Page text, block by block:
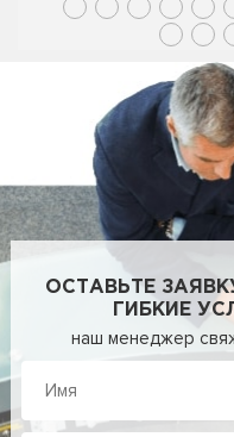
ОСТАВЬТЕ
ГИБКИЕ
наш менеджер